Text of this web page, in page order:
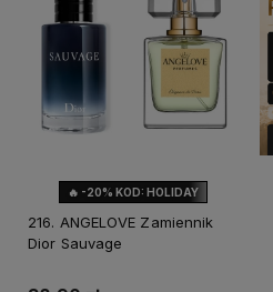
🔥 -20% KOD: HOLIDAY
216. ANGELOVE Zamiennik
Dior Sauvage